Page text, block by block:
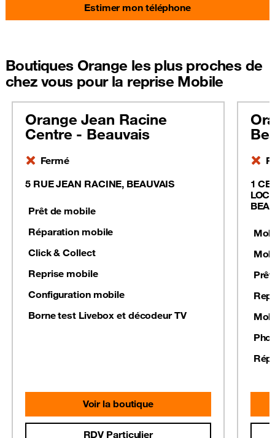
Estimer mon téléphone
Boutiques Orange les plus proches de
chez vous pour la reprise Mobile
Orange Jean Racine
Centre - Beauvais
Fermé
5 RUE JEAN RACINE, BEAUVAIS
Prêt de mobile
Réparation mobile
Click & Collect
Reprise mobile
Configuration mobile
Borne test Livebox et décodeur TV
Voir la boutique
RDV Particulier
1